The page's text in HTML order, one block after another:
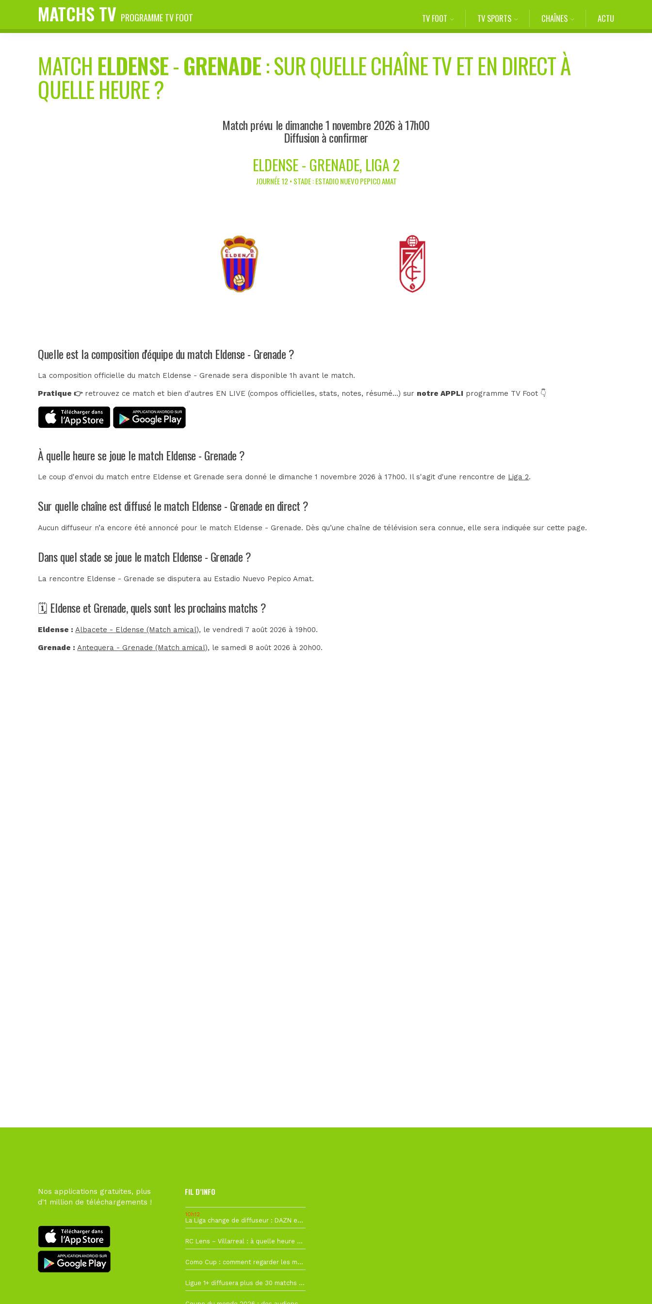
MATCHS TV PROGRAMME TV FOOT TV FOOT TV SPORTS CHAÎNES ACTU
MATCH ELDENSE-GRENADE: SUR QUELLE CHAÎNE TV ET EN DIRECT À
QUELLE HEURE ?
Match prévu le dimanche 1 novembre 2026 à 17h00
Diffusion à confirmer
ELDENSE - GRENADE, LIGA 2
JOURNÉE 12 • STADE : ESTADIO NUEVO PEPICO AMAT
Quelle est la composition d'équipe du match Eldense - Grenade ?
La composition officielle du match Eldense - Grenade sera disponible 1h avant le match.
Pratique 👉retrouvez ce match et bien d'autres EN LIVE (compos officielles, stats, notes, résumé...) sur notre APPLI programme TV Foot 👇
À quelle heure se joue le match Eldense - Grenade ?
Le coup d'envoi du match entre Eldense et Grenade sera donné le dimanche 1 novembre 2026 à 17h00. Il s'agit d'une rencontre de Liga 2.
Sur quelle chaîne est diffusé le match Eldense - Grenade en direct ?
Aucun diffuseur n’a encore été annoncé pour le match Eldense - Grenade. Dès qu’une chaîne de télévision sera connue, elle sera indiquée sur cette page.
Dans quel stade se joue le match Eldense - Grenade ?
La rencontre Eldense - Grenade se disputera au Estadio Nuevo Pepico Amat.
🗓️ Eldense et Grenade, quels sont les prochains matchs ?
Eldense : Albacete - Eldense (Match amical), le vendredi 7 août 2026 à 19h00.
Grenade : Antequera - Grenade (Match amical), le samedi 8 août 2026 à 20h00.
Nos applications gratuites, plus
d'1 million de téléchargements !
FIL D’INFO
10h12
La Liga change de diffuseur : DAZN et Disney+ remplacent beIN Sports !
RC Lens – Villarreal : à quelle heure et sur quelle chaîne voir la finale de la Como Cup ?
Como Cup : comment regarder les matchs du RC Lens en direct ?
Ligue 1+ diffusera plus de 30 matchs amicaux avant la reprise de la Ligue 1